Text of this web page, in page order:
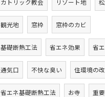
カトリック教会 リゾート地
観光地 窓枠 窓枠のカビ
基礎断熱工法 省エネ効果 省
通気口 不快な臭い 住環境の
省エネ基礎断熱工法 お寺 重